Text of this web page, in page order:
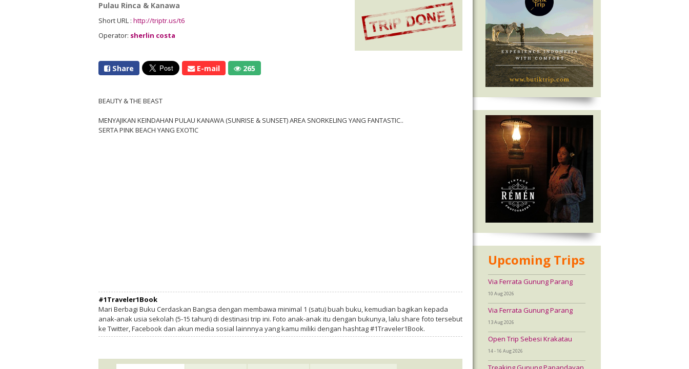
Pulau Rinca & Kanawa
Short URL : http://triptr.us/t6
Operator: sherlin costa
Share E-mail 265
BEAUTY & THE BEAST
MENYAJIKAN KEINDAHAN PULAU KANAWA (SUNRISE & SUNSET) AREA SNORKELING YANG FANTASTIC..
SERTA PINK BEACH YANG EXOTIC
#1Traveler1Book
Mari Berbagi Buku Cerdaskan Bangsa dengan membawa minimal 1 (satu) buah buku, kemudian bagikan kepada
anak-anak usia sekolah (5-15 tahun) di destinasi trip ini. Foto anak-anak itu dengan bukunya, lalu share foto tersebut
ke Twitter, Facebook dan akun media sosial lainnnya yang kamu miliki dengan hashtag #1Traveler1Book.
Upcoming Trips
Via Ferrata Gunung Parang
10 Aug 2026
Via Ferrata Gunung Parang
13 Aug 2026
Open Trip Sebesi Krakatau
14 - 16 Aug 2026